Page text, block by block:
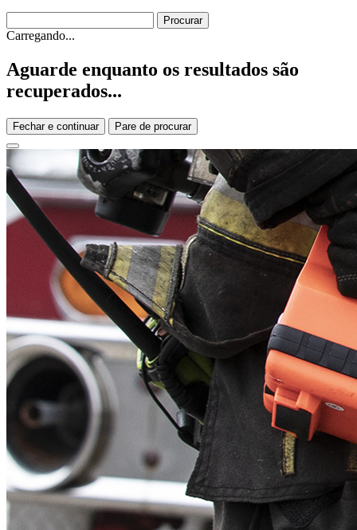
Carregando...
Aguarde enquanto os resultados são
recuperados...
Fechar e continuar Pare de procurar